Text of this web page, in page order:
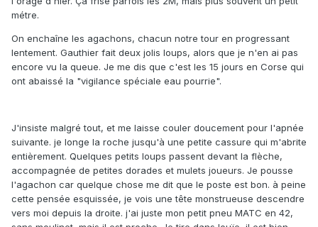
métre.
On enchaîne les agachons, chacun notre tour en progressant
lentement. Gauthier fait deux jolis loups, alors que je n'en ai pas
encore vu la queue. Je me dis que c'est les 15 jours en Corse qui
ont abaissé la "vigilance spéciale eau pourrie".
J'insiste malgré tout, et me laisse couler doucement pour l'apnée
suivante. je longe la roche jusqu'à une petite cassure qui m'abrite
entièrement. Quelques petits loups passent devant la flèche,
accompagnée de petites dorades et mulets joueurs. Je pousse
l'agachon car quelque chose me dit que le poste est bon. à peine
cette pensée esquissée, je vois une tête monstrueuse descendre
vers moi depuis la droite. j'ai juste mon petit pneu MATC en 42,